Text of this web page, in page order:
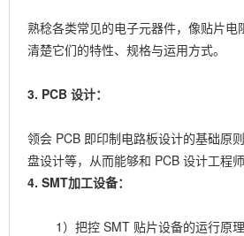
熟稔各类常见的电子元器件，像贴片电
清楚它们的特性、规格与运用方式。
3. PCB 设计：
领会 PCB 即印制电路板设计的基础原
盘设计等，从而能够和 PCB 设计工程师
4. SMT加工设备：
1）把控 SMT 贴片设备的运行原